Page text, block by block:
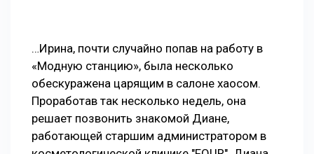
…Ирина, почти случайно попав на работу в
«Модную станцию», была несколько
обескуражена царящим в салоне хаосом.
Проработав так несколько недель, она
решает позвонить знакомой Диане,
работающей старшим администратором в